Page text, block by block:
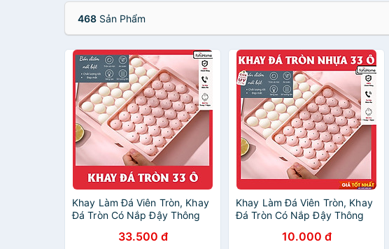
468 Sản Phẩm
Khay Làm Đá Viên Tròn, Khay
Đá Tròn Có Nắp Đậy Thông
Thạch 33 Ô33.500 đ
Khay Làm Đá Viên Tròn, Khay
Đá Tròn Có Nắp Đậy Thông
Thạch 33 Ô10.000 đ